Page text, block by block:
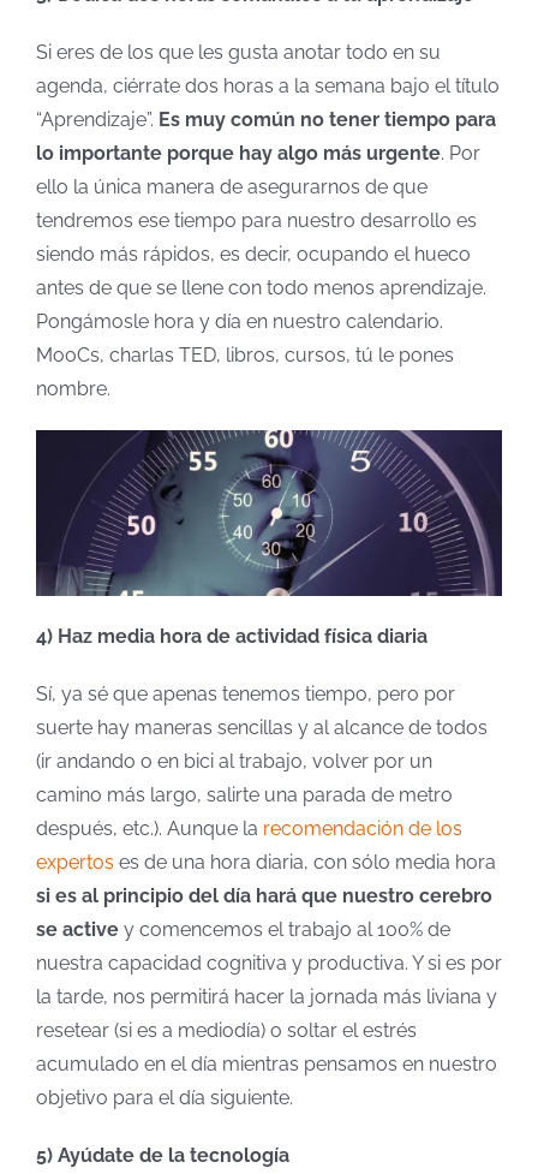
Si eres de los que les gusta anotar todo en su
agenda, ciérrate dos horas a la semana bajo el título
“Aprendizaje”. Es muy común no tener tiempo para
lo importante porque hay algo más urgente. Por
ello la única manera de asegurarnos de que
tendremos ese tiempo para nuestro desarrollo es
siendo más rápidos, es decir, ocupando el hueco
antes de que se llene con todo menos aprendizaje.
Pongámosle hora y día en nuestro calendario.
MooCs, charlas TED, libros, cursos, tú le pones
nombre.
4) Haz media hora de actividad física diaria
Sí, ya sé que apenas tenemos tiempo, pero por
suerte hay maneras sencillas y al alcance de todos
(ir andando o en bici al trabajo, volver por un
camino más largo, salirte una parada de metro
después, etc.). Aunque la recomendación de los
expertos es de una hora diaria, con sólo media hora
si es al principio del día hará que nuestro cerebro
se active y comencemos el trabajo al 100% de
nuestra capacidad cognitiva y productiva. Y si es por
la tarde, nos permitirá hacer la jornada más liviana y
resetear (si es a mediodía) o soltar el estrés
acumulado en el día mientras pensamos en nuestro
objetivo para el día siguiente.
5) Ayúdate de la tecnología